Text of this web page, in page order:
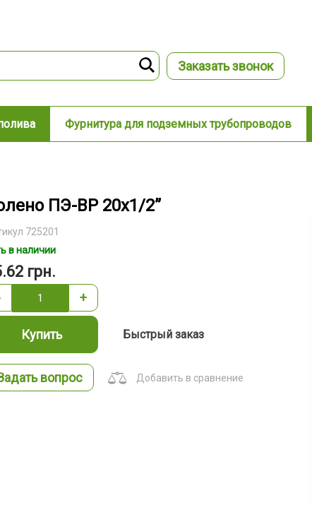
Заказать звонок
Фурнитура для подземных трубопроводов
ПЭ-ВР 20х1/2”
725201
в наличии
грн.
+
Купить Быстрый заказ
вопрос Добавить в сравнение